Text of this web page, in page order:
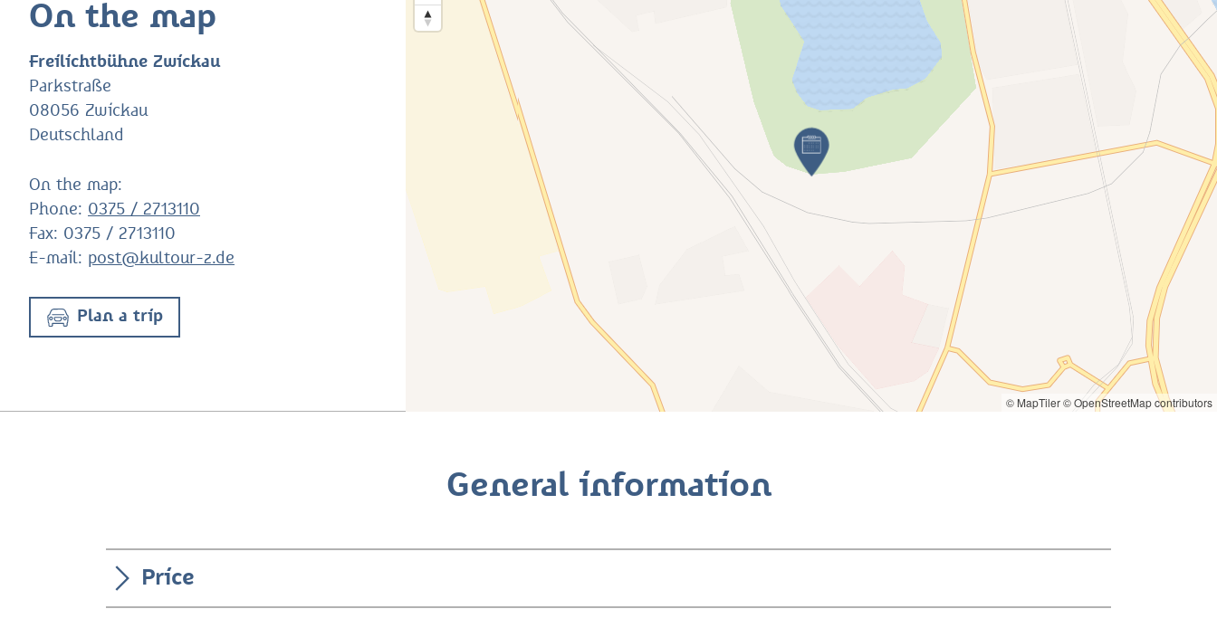
On the map
Freilichtbühne Zwickau
Parkstraße
08056 Zwickau
Deutschland
On the map:
Phone: 0375 / 2713110
Fax: 0375 / 2713110
E-mail: post@kultour-z.de
Plan a trip
© MapTiler© OpenStreetMap contributors
General information
Price